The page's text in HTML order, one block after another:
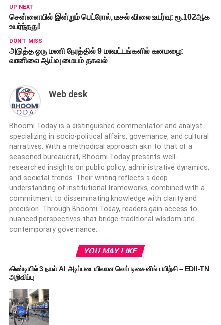
UP NEXT
சென்னையில் இன்றும் பெட்ரோல், டீசல் விலை உயர்வு: ரூ.102ஆக
உயர்ந்தது!
DON'T MISS
அடுத்த ஒரு மணி நேரத்தில் 9 மாவட்டங்களில் கனமழை:
வானிலை ஆய்வு மையம் தகவல்
Web desk
Bhoomi Today is a distinguished commentator and analyst
specializing in socio-political affairs, governance, and cultural
narratives. With a methodical approach akin to that of a
seasoned bureaucrat, Bhoomi Today presents well-
researched insights on public policy, administrative dynamics,
and societal trends. Their writing reflects a deep
understanding of institutional frameworks, combined with a
commitment to disseminating knowledge with clarity and
precision. Through Bhoomi Today, readers gain access to
nuanced perspectives that bridge traditional wisdom and
contemporary governance.
YOU MAY LIKE
கிண்டியில் 3 நாள் AI அடிப்படையிலான வெப் டிசைனிங் பயிற்சி – EDII-TN
அறிவிப்பு